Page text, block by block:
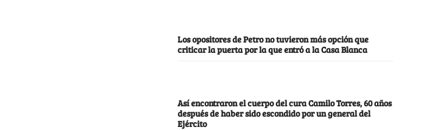
Los opositores de Petro no tuvieron más opción que
criticar la puerta por la que entró a la Casa Blanca
Así encontraron el cuerpo del cura Camilo Torres, 60 años
después de haber sido escondido por un general del
Ejército